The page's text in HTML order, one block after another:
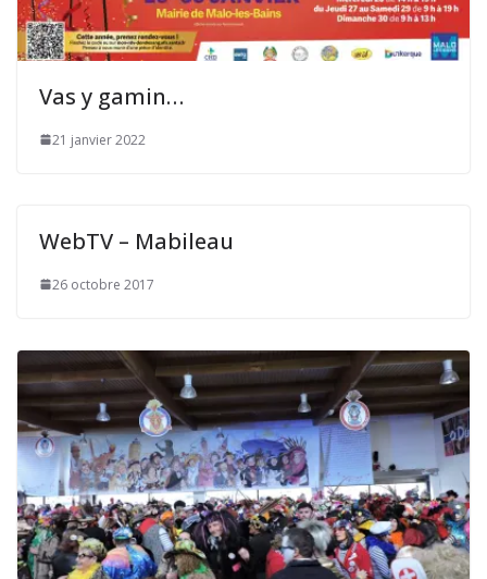
Vas y gamin…
21 janvier 2022
WebTV – Mabileau
26 octobre 2017